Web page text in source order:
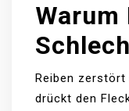
Warum
Reiben
drückt den